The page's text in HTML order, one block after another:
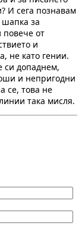
И сега познавам
за
повече от
и
не като гении.
си допаднем,
и непригодни
се, това не
така мисля.